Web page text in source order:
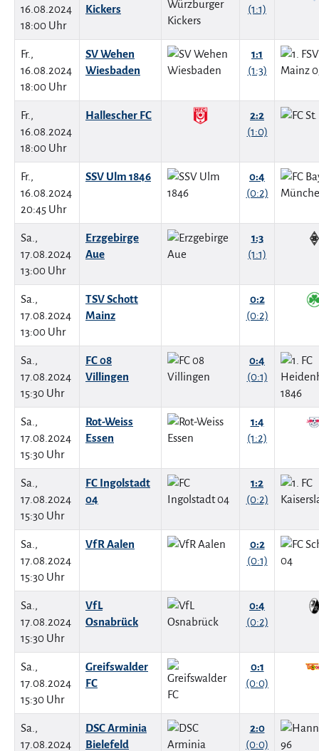
16.08.2024
18:00 Uhr
Kickers
(1:1)
Fr.,
16.08.2024
18:00 Uhr
SV Wehen
Wiesbaden
1:1
(1:3)
Fr.,
16.08.2024
18:00 Uhr
Hallescher FC
2:2
(1:0)
Fr.,
16.08.2024
20:45 Uhr
SSV Ulm 1846
0:4
(0:2)
Sa.,
17.08.2024
13:00 Uhr
Erzgebirge
Aue
1:3
(1:1)
Sa.,
17.08.2024
13:00 Uhr
TSV Schott
Mainz
0:2
(0:2)
Sa.,
17.08.2024
15:30 Uhr
FC 08
Villingen
0:4
(0:1)
Sa.,
17.08.2024
15:30 Uhr
Rot-Weiss
Essen
1:4
(1:2)
Sa.,
17.08.2024
15:30 Uhr
FC Ingolstadt
04
1:2
(0:2)
Sa.,
17.08.2024
15:30 Uhr
VfR Aalen
0:2
(0:1)
Sa.,
17.08.2024
15:30 Uhr
VfL
Osnabrück
0:4
(0:2)
Sa.,
17.08.2024
15:30 Uhr
Greifswalder
FC
0:1
(0:0)
Sa.,
17.08.2024
DSC Arminia
Bielefeld
2:0
(0:0)